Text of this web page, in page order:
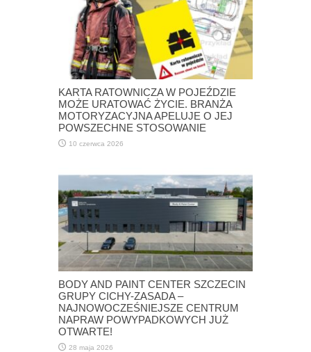
KARTA RATOWNICZA W POJEŹDZIE
MOŻE URATOWAĆ ŻYCIE. BRANŻA
MOTORYZACYJNA APELUJE O JEJ
POWSZECHNE STOSOWANIE
10 czerwca 2026
BODY AND PAINT CENTER SZCZECIN
GRUPY CICHY-ZASADA –
NAJNOWOCZEŚNIEJSZE CENTRUM
NAPRAW POWYPADKOWYCH JUŻ
OTWARTE!
28 maja 2026